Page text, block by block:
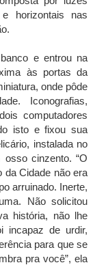
horizontais nas
e entrou na
às portas da
onde pôde
Iconografias,
computadores
isto e fixou sua
instalada no
cinzento. “O
da Cidade não era
arruinado. Inerte,
Não solicitou
história, não lhe
incapaz de urdir,
para que se
pra você”, ela